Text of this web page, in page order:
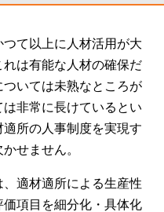
て以上に人材活用が大
は有能な人材の確保だ
いては未熟なところが
非常に長けているとい
所の人事制度を実現す
せません。
適材適所による生産性
項目を細分化・具体化